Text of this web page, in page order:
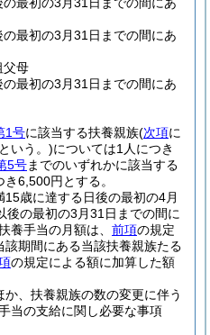
最初の3月31日までの間にあ
父母
最初の3月31日までの間にあ
1号に該当する扶養親族(次項に
いう。)については1人につき
5号までのいずれかに該当する
6,500円とする。
歳に達する日後の最初の4月
後の最初の3月31日までの間に
養手当の月額は、 前項の規定
期間にある当該扶養親族たる
の規定による額に加算した額
か、扶養親族の数の変更に伴う
当の支給に関し必要な事項